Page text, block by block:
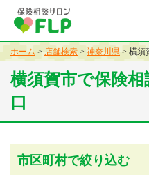
ホーム > 店舗検索 > 神奈川県 > 横須
横須賀市で保険
口
市区町村で絞り込む